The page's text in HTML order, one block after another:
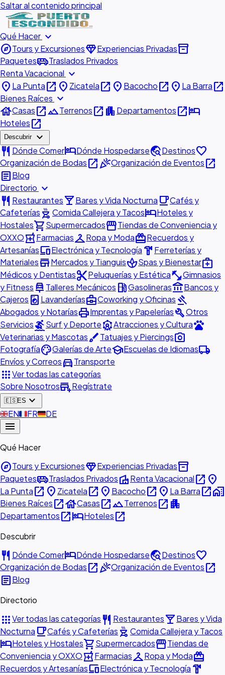
Saltar al contenido principal
Qué Hacer expand_more
exploreTours y ExcursionesdiamondExperiencias Privadasinventory_2
Paquetesairport_shuttleTraslados Privados
Renta Vacacional expand_more
place La Puntaopen_in_new place Zicatelaopen_in_new place Bacochoopen_in_new place La Barraopen_in_new
Bienes Raíces expand_more
houseCasasopen_in_newlandscapeTerrenosopen_in_new apartmentDepartamentosopen_in_newhotel
Hotelesopen_in_new
Descubrir expand_more
restaurant Dónde ComerhotelDónde Hospedarsetravel_exploreDestinosfavorite
Organización de Bodasopen_in_newcelebrationOrganización de Eventosopen_in_new
articleBlog
Directorio expand_more
restaurant Restauranteslocal_barBares y Vida Nocturna local_cafeCafés y
Cafeterías outdoor_grill Comida Callejera y TacoshotelHoteles y
Hostalesshopping_cartSupermercadosstorefrontTiendas de Conveniencia y
OXXOlocal_pharmacyFarmaciascheckroomRopa y ModaredeemRecuerdos y
ArtesaníasdevicesElectrónica y Tecnología hardware Ferreterías y
MaterialesstoreMercados y TianguisspaSpas y Bienestarmedical_services
Médicos y Dentistascontent_cutPeluquerías y Estéticafitness_centerGimnasios
y Fitness car_repair Talleres Mecánicos local_gas_stationGasolinerasaccount_balanceBancos y
Cajeros local_laundry_service Lavanderíasbusiness_centerCoworking y Oficinas gavel
Abogados y NotaríasprintImprentas y PapeleríasbuildOtros
ServiciossurfingSurf y DeporteattractionsAtracciones y Culturapets
Veterinarias y MascotasbrushTatuajes y Piercingsphoto_camera
FotografíapaletteGalerías de ArteschoolEscuelas de Idiomaslocal_shipping
Envíos y Correosdirections_carTransporte
appsVer todas las categorías
Sobre Nosotrosadd_businessRegístrate
🇪🇸ES expand_more
🇬🇧EN🇫🇷FR🇩🇪DE
menu
Qué Hacer
exploreTours y ExcursionesdiamondExperiencias Privadasinventory_2
Paquetesairport_shuttleTraslados PrivadosvillaRenta Vacacionalopen_in_new place
La Puntaopen_in_new place Zicatelaopen_in_new place Bacochoopen_in_new place La Barraopen_in_newhome_work
Bienes Raícesopen_in_newhouseCasasopen_in_newlandscapeTerrenosopen_in_new apartment
Departamentosopen_in_newhotelHotelesopen_in_new
Descubrir
restaurant Dónde ComerhotelDónde Hospedarsetravel_exploreDestinosfavorite
Organización de Bodasopen_in_newcelebrationOrganización de Eventosopen_in_new
articleBlog
Directorio
appsVer todas las categorías restaurant Restauranteslocal_barBares y Vida
Nocturna local_cafeCafés y Cafeterías outdoor_grill Comida Callejera y Tacos
hotelHoteles y Hostalesshopping_cartSupermercadosstorefrontTiendas de
Conveniencia y OXXOlocal_pharmacyFarmaciascheckroomRopa y Modaredeem
Recuerdos y ArtesaníasdevicesElectrónica y Tecnología hardware